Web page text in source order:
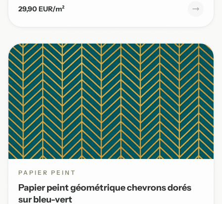
29,90 EUR/m²
PAPIER PEINT
Papier peint géométrique chevrons dorés
sur bleu-vert